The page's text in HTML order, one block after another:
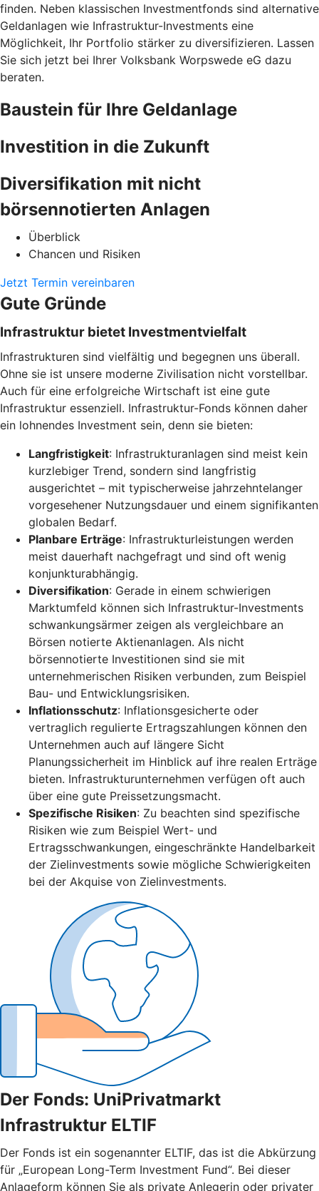
finden. Neben klassischen Investmentfonds sind alternative
Geldanlagen wie Infrastruktur-Investments eine
Möglichkeit, Ihr Portfolio stärker zu diversifizieren. Lassen
Sie sich jetzt bei Ihrer Volksbank Worpswede eG dazu
beraten.
Baustein für Ihre Geldanlage
Investition in die Zukunft
Diversifikation mit nicht
börsennotierten Anlagen
Überblick
Chancen und Risiken
Jetzt Termin vereinbaren
Gute Gründe
Infrastruktur bietet Investmentvielfalt
Infrastrukturen sind vielfältig und begegnen uns überall.
Ohne sie ist unsere moderne Zivilisation nicht vorstellbar.
Auch für eine erfolgreiche Wirtschaft ist eine gute
Infrastruktur essenziell. Infrastruktur-Fonds können daher
ein lohnendes Investment sein, denn sie bieten:
Langfristigkeit: Infrastrukturanlagen sind meist kein
kurzlebiger Trend, sondern sind langfristig
ausgerichtet – mit typischerweise jahrzehntelanger
vorgesehener Nutzungsdauer und einem signifikanten
globalen Bedarf.
Planbare Erträge: Infrastrukturleistungen werden
meist dauerhaft nachgefragt und sind oft wenig
konjunkturabhängig.
Diversifikation: Gerade in einem schwierigen
Marktumfeld können sich Infrastruktur-Investments
schwankungsärmer zeigen als vergleichbare an
Börsen notierte Aktienanlagen. Als nicht
börsennotierte Investitionen sind sie mit
unternehmerischen Risiken verbunden, zum Beispiel
Bau- und Entwicklungsrisiken.
Inflationsschutz: Inflationsgesicherte oder
vertraglich regulierte Ertragszahlungen können den
Unternehmen auch auf längere Sicht
Planungssicherheit im Hinblick auf ihre realen Erträge
bieten. Infrastrukturunternehmen verfügen oft auch
über eine gute Preissetzungsmacht.
Spezifische Risiken: Zu beachten sind spezifische
Risiken wie zum Beispiel Wert- und
Ertragsschwankungen, eingeschränkte Handelbarkeit
der Zielinvestments sowie mögliche Schwierigkeiten
bei der Akquise von Zielinvestments.
Der Fonds: UniPrivatmarkt
Infrastruktur ELTIF
Der Fonds ist ein sogenannter ELTIF, das ist die Abkürzung
für „European Long-Term Investment Fund“. Bei dieser
Anlageform können Sie als private Anlegerin oder privater